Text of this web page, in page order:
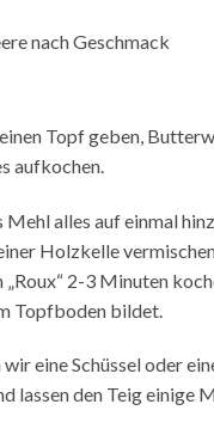
nach Geschmack
Topf geben,
aufkochen.
Mehl alles auf einmal
Holzkelle
„Roux“ 2-3 Minuten
Topfboden bildet.
eine Schüssel oder
lassen den Teig einige